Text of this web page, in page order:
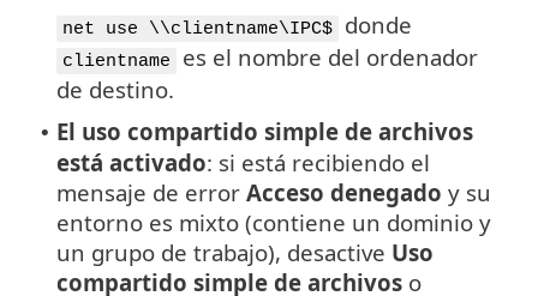
net use \\clientname\IPC$ donde
clientname
es el nombre del ordenador
de destino.
• El uso compartido simple de archivos
está activado: si está recibiendo el
mensaje de error Acceso denegado y su
entorno es mixto (contiene un dominio y
un grupo de trabajo), desactive Uso
compartido simple de archivos o